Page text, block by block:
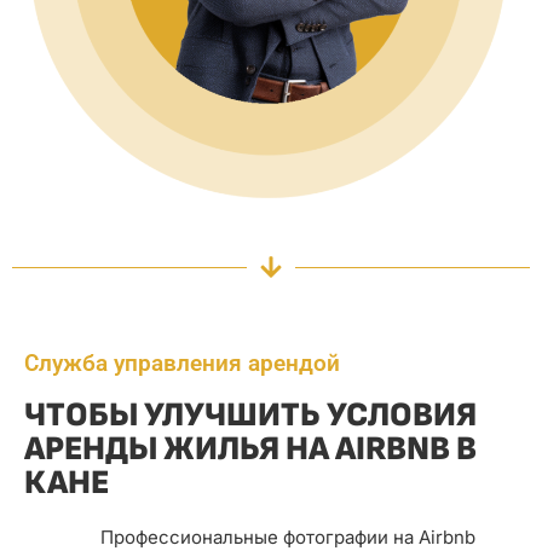
Служба управления арендой
ЧТОБЫ УЛУЧШИТЬ УСЛОВИЯ
АРЕНДЫ ЖИЛЬЯ НА AIRBNB В
КАНЕ
Профессиональные фотографии на Airbnb